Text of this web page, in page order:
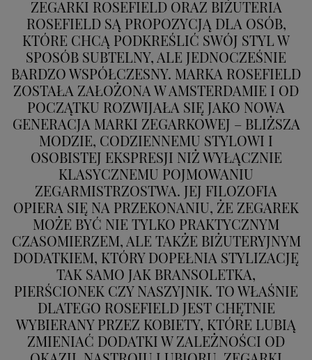
ZEGARKI ROSEFIELD ORAZ BIŻUTERIA
ROSEFIELD SĄ PROPOZYCJĄ DLA OSÓB,
KTÓRE CHCĄ PODKREŚLIĆ SWÓJ STYL W
SPOSÓB SUBTELNY, ALE JEDNOCZEŚNIE
BARDZO WSPÓŁCZESNY. MARKA ROSEFIELD
ZOSTAŁA ZAŁOŻONA W AMSTERDAMIE I OD
POCZĄTKU ROZWIJAŁA SIĘ JAKO NOWA
GENERACJA MARKI ZEGARKOWEJ – BLIŻSZA
MODZIE, CODZIENNEMU STYLOWI I
OSOBISTEJ EKSPRESJI NIŻ WYŁĄCZNIE
KLASYCZNEMU POJMOWANIU
ZEGARMISTRZOSTWA. JEJ FILOZOFIA
OPIERA SIĘ NA PRZEKONANIU, ŻE ZEGAREK
MOŻE BYĆ NIE TYLKO PRAKTYCZNYM
CZASOMIERZEM, ALE TAKŻE BIŻUTERYJNYM
DODATKIEM, KTÓRY DOPEŁNIA STYLIZACJĘ
TAK SAMO JAK BRANSOLETKA,
PIERŚCIONEK CZY NASZYJNIK. TO WŁAŚNIE
DLATEGO ROSEFIELD JEST CHĘTNIE
WYBIERANY PRZEZ KOBIETY, KTÓRE LUBIĄ
ZMIENIAĆ DODATKI W ZALEŻNOŚCI OD